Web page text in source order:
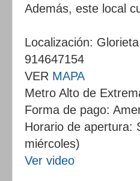
Además, este local
Localización:
914647154
VER MAPA
Metro Alto de
Forma de pago:
Horario de apertura:
miércoles)
Ver video